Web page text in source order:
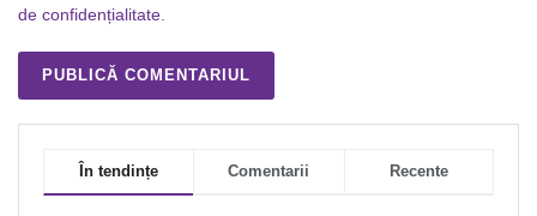
de confidențialitate.
În tendințe Comentarii Recente